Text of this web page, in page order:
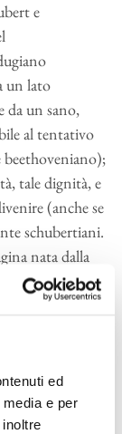
ed
e per
e
un lato
da un sano,
al tentativo
tale dignità, e
(anche se
schubertiani.
nata dalla
delle
del periodo
decisione
i